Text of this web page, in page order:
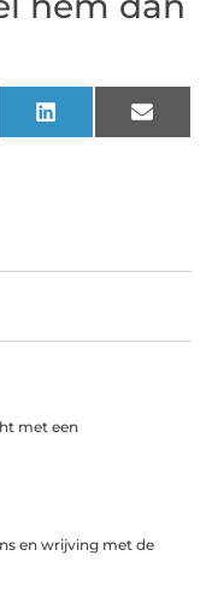
LinkedIn Email
met een
en wrijving met de